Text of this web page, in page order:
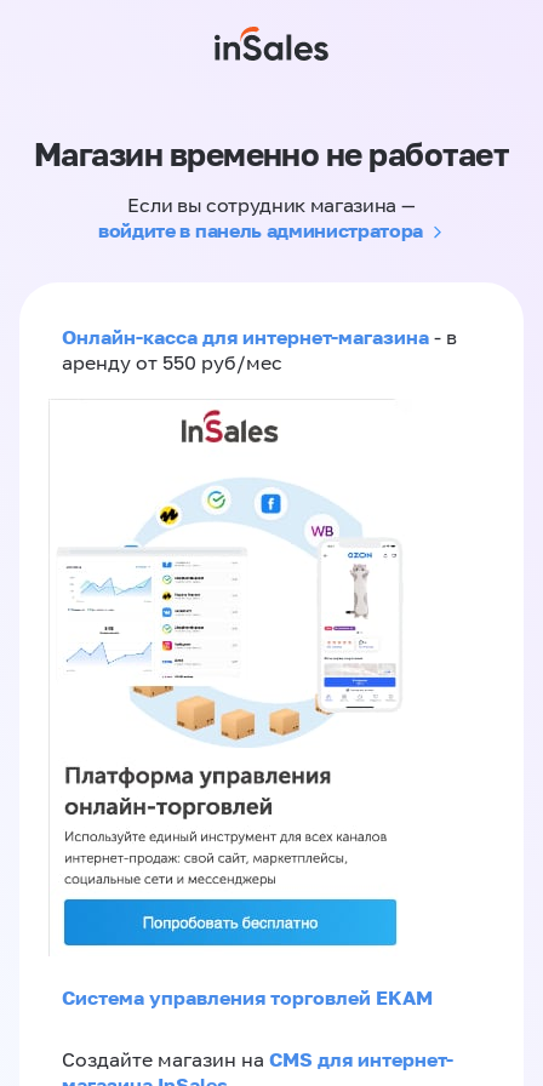
Магазин временно не работает
Если вы сотрудник магазина —
войдите в панель администратора
Онлайн-касса для интернет-магазина - в
аренду от 550 руб/мес
Система управления торговлей EKAM
Создайте магазин на CMS для интернет-